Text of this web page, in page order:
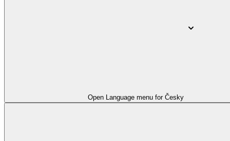
Open Language menu for Česky